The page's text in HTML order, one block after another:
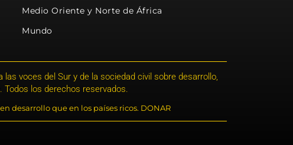
Medio Oriente y Norte de África
Mundo
voces del Sur y de la sociedad civil sobre desarrollo,
Todos los derechos reservados.
desarrollo que en los países ricos. DONAR